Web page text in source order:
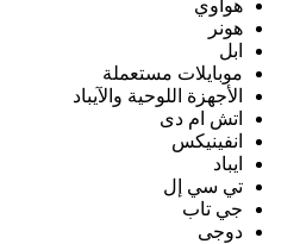
هواوي
هونر
ابل
موبايلات مستعملة
الأجهزة اللوحية والآيباد
اتش ام دى
انفينيكس
ايباد
تي سي إل
جي تاب
دوجى